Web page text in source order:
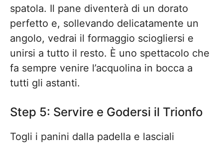
spatola. Il pane diventerà di un dorato
perfetto e, sollevando delicatamente un
angolo, vedrai il formaggio sciogliersi e
unirsi a tutto il resto. È uno spettacolo che
fa sempre venire l’acquolina in bocca a
tutti gli astanti.
Step 5: Servire e Godersi il Trionfo
Togli i panini dalla padella e lasciali